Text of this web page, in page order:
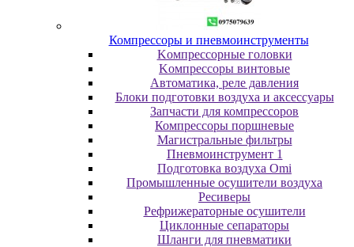
Компрессоры и пневмоинструменты
Koмпpeccopныe гoлoвки
Koмпpeccopы винтoвыe
Автоматика, реле давления
Блоки подготовки воздуха и аксессуары
Запчасти для компрессоров
Компрессоры поршневые
Магистральные фильтры
Пневмоинструмент 1
Подготовка воздуха Omi
Промышленные осушители воздуха
Ресиверы
Рефрижераторные осушители
Циклонные сепараторы
Шланги для пневматики